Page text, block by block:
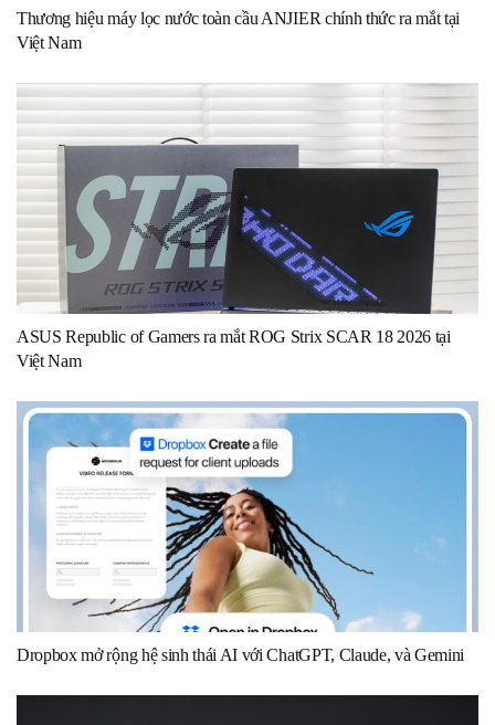
Thương hiệu máy lọc nước toàn cầu ANJIER chính thức ra mắt tại
Việt Nam
ASUS Republic of Gamers ra mắt ROG Strix SCAR 18 2026 tại
Việt Nam
Dropbox mở rộng hệ sinh thái AI với ChatGPT, Claude, và Gemini